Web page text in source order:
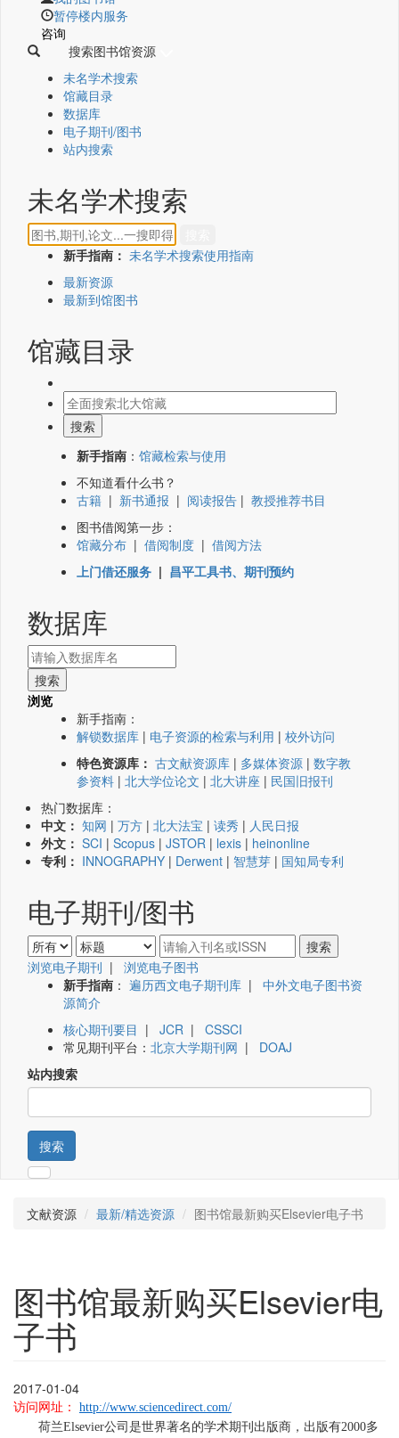
暂停楼内服务
咨询
搜索图书馆资源
未名学术搜索
馆藏目录
数据库
电子期刊/图书
站内搜索
未名学术搜索
新手指南： 未名学术搜索使用指南
最新资源
最新到馆图书
馆藏目录
新手指南 ： 馆藏检索与使用
不知道看什么书？
古籍 | 新书通报 | 阅读报告 | 教授推荐书目
图书借阅第一步：
馆藏分布 | 借阅制度 | 借阅方法
上门借还服务 | 昌平工具书、期刊预约
数据库
浏览
新手指南：
解锁数据库 | 电子资源的检索与利用 | 校外访问
特色资源库： 古文献资源库 | 多媒体资源 | 数字教
参资料 | 北大学位论文 | 北大讲座 | 民国旧报刊
热门数据库：
中文： 知网 | 万方 | 北大法宝 | 读秀 | 人民日报
外文： SCI | Scopus | JSTOR | lexis | heinonline
专利： INNOGRAPHY | Derwent | 智慧芽 | 国知局专利
电子期刊/图书
浏览电子期刊 | 浏览电子图书
新手指南 ： 遍历西文电子期刊库 | 中外文电子图书资
源简介
核心期刊要目 | JCR | CSSCI
常见期刊平台： 北京大学期刊网 | DOAJ
站内搜索
搜索
文献资源 最新/精选资源 图书馆最新购买Elsevier电子书
图书馆最新购买Elsevier电
子书
2017-01-04
访问网址： http://www.sciencedirect.com/
荷兰Elsevier公司是世界著名的学术期刊出版商，出版有2000多